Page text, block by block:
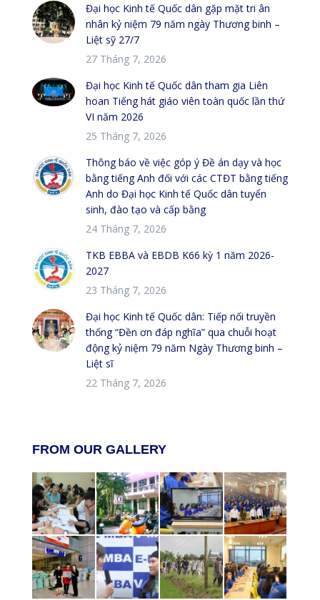
Đại học Kinh tế Quốc dân gặp mặt tri ân
nhân kỷ niệm 79 năm ngày Thương binh –
Liệt sỹ 27/7
27 Tháng 7, 2026
Đại học Kinh tế Quốc dân tham gia Liên
hoan Tiếng hát giáo viên toàn quốc lần thứ
VI năm 2026
25 Tháng 7, 2026
Thông báo về việc góp ý Đề án dạy và học
bằng tiếng Anh đối với các CTĐT bằng tiếng
Anh do Đại học Kinh tế Quốc dân tuyển
sinh, đào tạo và cấp bằng
24 Tháng 7, 2026
TKB EBBA và EBDB K66 kỳ 1 năm 2026-
2027
23 Tháng 7, 2026
Đại học Kinh tế Quốc dân: Tiếp nối truyền
thống “Đền ơn đáp nghĩa” qua chuỗi hoạt
động kỷ niệm 79 năm Ngày Thương binh –
Liệt sĩ
22 Tháng 7, 2026
FROM OUR GALLERY